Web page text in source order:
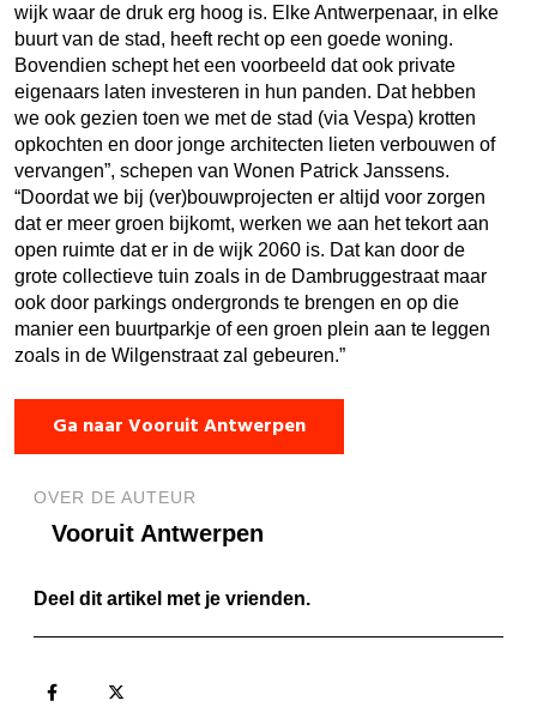
wijk waar de druk erg hoog is. Elke Antwerpenaar, in elke
buurt van de stad, heeft recht op een goede woning.
Bovendien schept het een voorbeeld dat ook private
eigenaars laten investeren in hun panden. Dat hebben
we ook gezien toen we met de stad (via Vespa) krotten
opkochten en door jonge architecten lieten verbouwen of
vervangen”, schepen van Wonen Patrick Janssens.
“Doordat we bij (ver)bouwprojecten er altijd voor zorgen
dat er meer groen bijkomt, werken we aan het tekort aan
open ruimte dat er in de wijk 2060 is. Dat kan door de
grote collectieve tuin zoals in de Dambruggestraat maar
ook door parkings ondergronds te brengen en op die
manier een buurtparkje of een groen plein aan te leggen
zoals in de Wilgenstraat zal gebeuren.”
Ga naar Vooruit Antwerpen
OVER DE AUTEUR
Vooruit Antwerpen
Deel dit artikel met je vrienden.